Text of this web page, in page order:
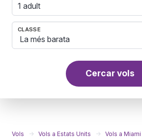
1 adult
CLASSE
Cercar vols
Vols Vols a Estats Units
Vols a Miami